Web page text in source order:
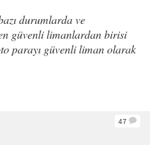
durumlarda ve
güvenli limanlardan birisi
parayı güvenli liman olarak
47